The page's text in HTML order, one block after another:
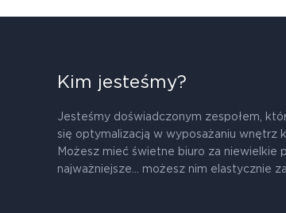
Kim jesteśmy?
Jesteśmy doświadczonym zespołem,
się optymalizacją w wyposażaniu wnętrz
Możesz mieć świetne biuro za niewielkie
najważniejsze... możesz nim elastycznie